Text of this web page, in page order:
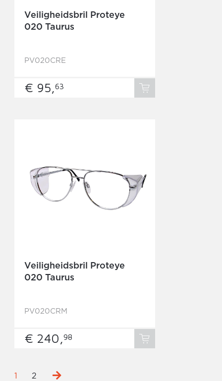
Veiligheidsbril Proteye
020 Taurus
PV020CRE
€ 95,63
Veiligheidsbril Proteye
020 Taurus
PV020CRM
€ 240,98
1 2